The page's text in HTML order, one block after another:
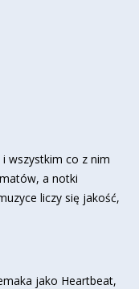
wszystkim co z nim
a notki
liczy się jakość,
jako Heartbeat,